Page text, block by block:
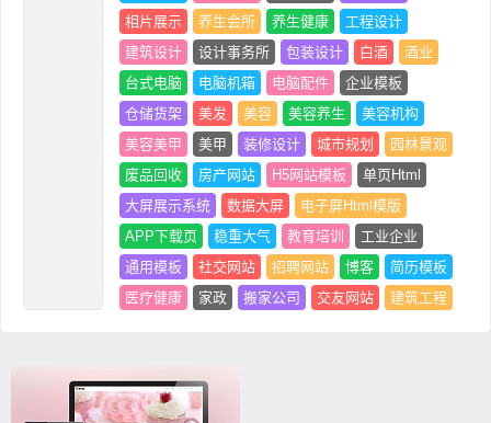
相片展示
养生会所 养生健康
工程设计
建筑设计
设计事务所 包装设计 白酒
酒业
台式电脑
电脑机箱 电脑配件
企业模板
仓储货架
美发 美容 美容养生
美容机构
美容美甲
美甲 装修设计 城市规划
园林景观
废品回收
房产网站 H5网站模板
单页Html
大屏展示系统
数据大屏
电子屏Html模版
APP下载页
稳重大气 教育培训
工业企业
通用模板
社交网站 招聘网站 博客
简历模板
医疗健康
家政 搬家公司 交友网站 建筑工程